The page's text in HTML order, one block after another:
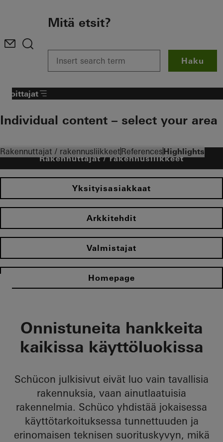
Mitä etsit?
Haku
Rakennuttajat / rakennusliikkeetReferencesHighlights
Sijoittajat
Individual content – select your area
Rakennuttajat / rakennusliikkeet
Yksityisasiakkaat
Arkkitehdit
Valmistajat
Homepage
Onnistuneita hankkeita
kaikissa käyttöluokissa
Schücon julkisivut eivät luo vain tavallisia
rakennuksia, vaan ainutlaatuisia
rakennelmia. Schüco yhdistää jokaisessa
käyttötarkoituksessa tunnettuuden ja
erinomaisen teknisen suorituskyvyn, mikä